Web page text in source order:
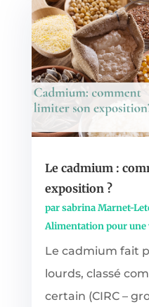
Le cadmium :
exposition ?
parsabrina Marnet-
Alimentation pour une
Le cadmium fait
lourds, classé
certain (CIRC –